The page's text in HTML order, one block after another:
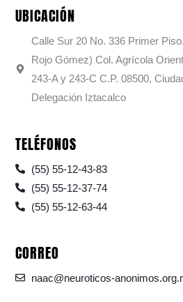
UBICACIÓN
Calle Sur 20 No. 336 Primer
Rojo Gómez) Col. Agrícola
243-A y 243-C C.P. 08500,
Delegación Iztacalco
TELÉFONOS
(55) 55-12-43-83
(55) 55-12-37-74
(55) 55-12-63-44
CORREO
naac@neuroticos-